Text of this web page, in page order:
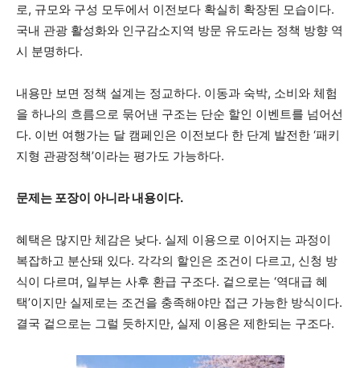
로, 규모와 구성 모두에서 이전보다 확실히 확장된 모습이다.
국내 관광 활성화와 인구감소지역 방문 유도라는 정책 방향 역
시 분명하다.
내용만 보면 정책 설계는 정교하다. 이동과 숙박, 소비와 체험
을 하나의 흐름으로 묶어낸 구조는 단순 할인 이벤트를 넘어선
다. 이번 여행가는 달 캠페인은 이전보다 한 단계 발전한 ‘패키
지형 관광정책’이라는 평가도 가능하다.
문제는 포장이 아니라 내용이다.
혜택은 많지만 체감은 낮다. 실제 이용으로 이어지는 과정이
복잡하고 분산돼 있다. 각각의 할인은 조건이 다르고, 신청 방
식이 다르며, 일부는 사후 환급 구조다. 겉으로는 ‘역대급 혜
택’이지만 실제로는 조건을 충족해야만 접근 가능한 방식이다.
결국 겉으로는 그럴 듯하지만, 실제 이용은 제한되는 구조다.